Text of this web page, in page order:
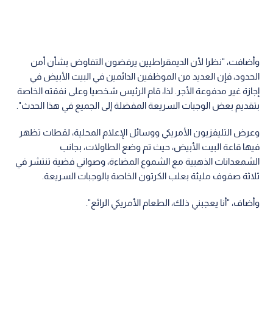
وأضافت، "نظرا لأن الديمقراطيين يرفضون التفاوض بشأن أمن
الحدود، فإن العديد من الموظفين الدائمين في البيت الأبيض في
إجازة غير مدفوعة الأجر. لذا، قام الرئيس شخصيا وعلى نفقته الخاصة
بتقديم بعض الوجبات السريعة المفضلة إلى الجميع في هذا الحدث".
وعرض التليفزيون الأمريكي ووسائل الإعلام المحلية، لقطات تظهر
فيها قاعة البيت الأبيض، حيث تم وضع الطاولات، بجانب
الشمعدانات الذهبية مع الشموع المضاءة، وصواني فضية تنتشر في
ثلاثة صفوف مليئة بعلب الكرتون الخاصة بالوجبات السريعة.
وأضاف، "أنا يعجبني ذلك، الطعام الأمريكي الرائع".